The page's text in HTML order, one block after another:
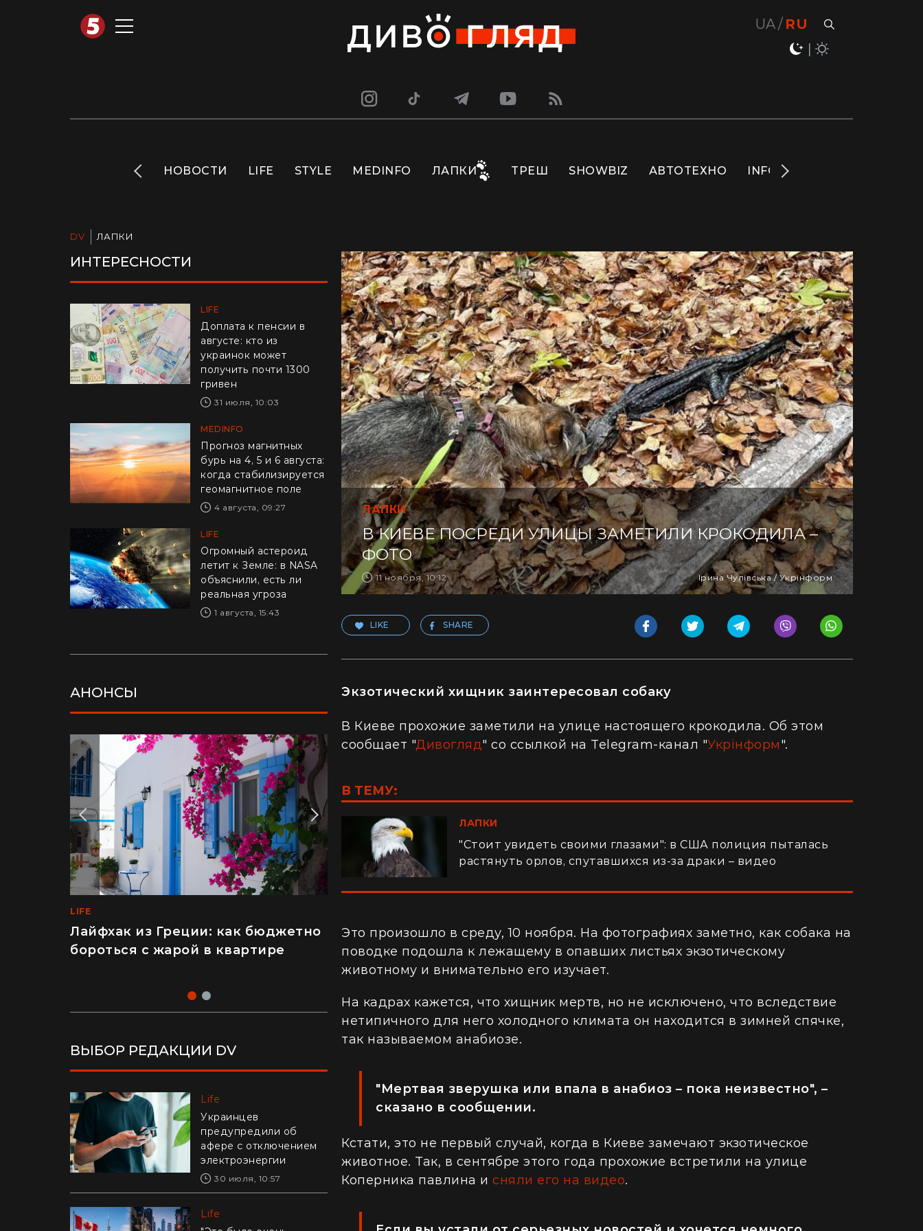
UA RU
INFO НОВОСТИ LIFE STYLE MEDINFO ЛАПКИ ТРЕШ SHOWBIZ АВТОТЕХНО INFO
DV ЛАПКИ
ИНТЕРЕСНОСТИ
LIFE
Доплата к пенсии в
августе: кто из
украинок может
получить почти 1300
гривен
31 июля, 10:03
MEDINFO
Прогноз магнитных
бурь на 4, 5 и 6 августа:
когда стабилизируется
геомагнитное поле
4 августа, 09:27
LIFE
Огромный астероид
летит к Земле: в NASA
объяснили, есть ли
реальная угроза
1 августа, 15:43
АНОНСЫ
LIFE
Лайфхак из Греции: как бюджетно
бороться с жарой в квартире
LIFE
"Это п****ц": француз впервые
приехал в Украину и попробовал
ВЫБОР РЕДАКЦИИ DV
Life
Украинцев
предупредили об
афере с отключением
электроэнергии
30 июля, 10:57
Life
Life
Едва удержали в руках:
в Днепре рыболовы
выловили из реки
гигантского карпа
(видео)
28 июля, 17:47
Life
ЛАПКИ
В КИЕВЕ ПОСРЕДИ УЛИЦЫ ЗАМЕТИЛИ КРОКОДИЛА –
ФОТО
11 ноября, 10:12 Ірина Чулівська / Укрінформ
LIKE SHARE
Экзотический хищник заинтересовал собаку
В Киеве прохожие заметили на улице настоящего крокодила. Об этом
сообщает "Дивогляд" со ссылкой на Telegram-канал "Укрінформ".
В ТЕМУ:
ЛАПКИ
"Стоит увидеть своими глазами": в США полиция пыталась
растянуть орлов, спутавшихся из-за драки – видео
Это произошло в среду, 10 ноября. На фотографиях заметно, как собака на
поводке подошла к лежащему в опавших листьях экзотическому
животному и внимательно его изучает.
На кадрах кажется, что хищник мертв, но не исключено, что вследствие
нетипичного для него холодного климата он находится в зимней спячке,
так называемом анабиозе.
"Мертвая зверушка или впала в анабиоз – пока неизвестно", –
сказано в сообщении.
Кстати, это не первый случай, когда в Киеве замечают экзотическое
животное. Так, в сентябре этого года прохожие встретили на улице
Коперника павлина и сняли его на видео.